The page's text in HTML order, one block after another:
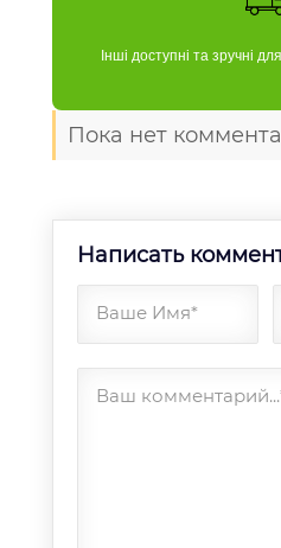
Інші доступні та зручні
Пока нет
Написать
Ваше Имя*
Ваш